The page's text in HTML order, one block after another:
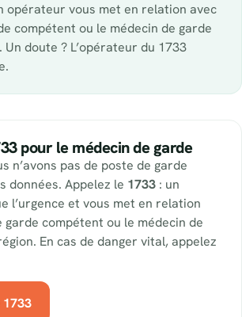
opérateur vous met en relation avec
compétent ou le médecin de garde
doute ? L’opérateur du 1733
pour le médecin de garde
n’avons pas de poste de garde
données. Appelez le 1733 : un
l’urgence et vous met en relation
garde compétent ou le médecin de
En cas de danger vital, appelez